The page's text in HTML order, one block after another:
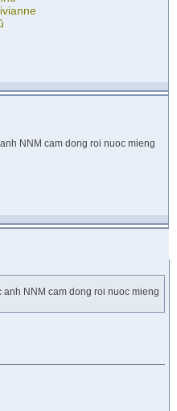
NNM cam dong roi nuoc mieng
NNM cam dong roi nuoc mieng